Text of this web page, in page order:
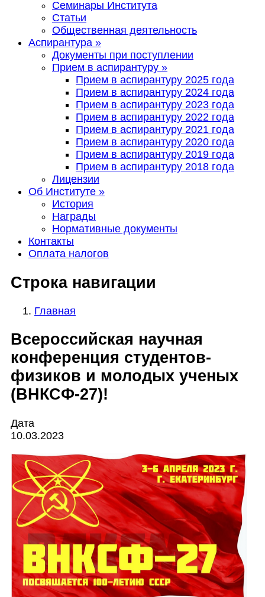
Семинары Института
Статьи
Общественная деятельность
Аспирантура »
Документы при поступлении
Прием в аспирантуру »
Прием в аспирантуру 2025 года
Прием в аспирантуру 2024 года
Прием в аспирантуру 2023 года
Прием в аспирантуру 2022 года
Прием в аспирантуру 2021 года
Прием в аспирантуру 2020 года
Прием в аспирантуру 2019 года
Прием в аспирантуру 2018 года
Лицензии
Об Институте »
История
Награды
Нормативные документы
Контакты
Оплата налогов
Строка навигации
Главная
Всероссийская научная
конференция студентов-
физиков и молодых ученых
(ВНКСФ-27)!
Дата
10.03.2023